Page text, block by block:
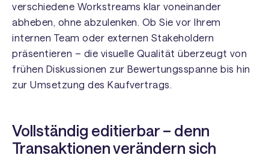
verschiedene Workstreams klar voneinander
abheben, ohne abzulenken. Ob Sie vor Ihrem
internen Team oder externen Stakeholdern
präsentieren – die visuelle Qualität überzeugt von
frühen Diskussionen zur Bewertungsspanne bis hin
zur Umsetzung des Kaufvertrags.
Vollständig editierbar – denn
Transaktionen verändern sich